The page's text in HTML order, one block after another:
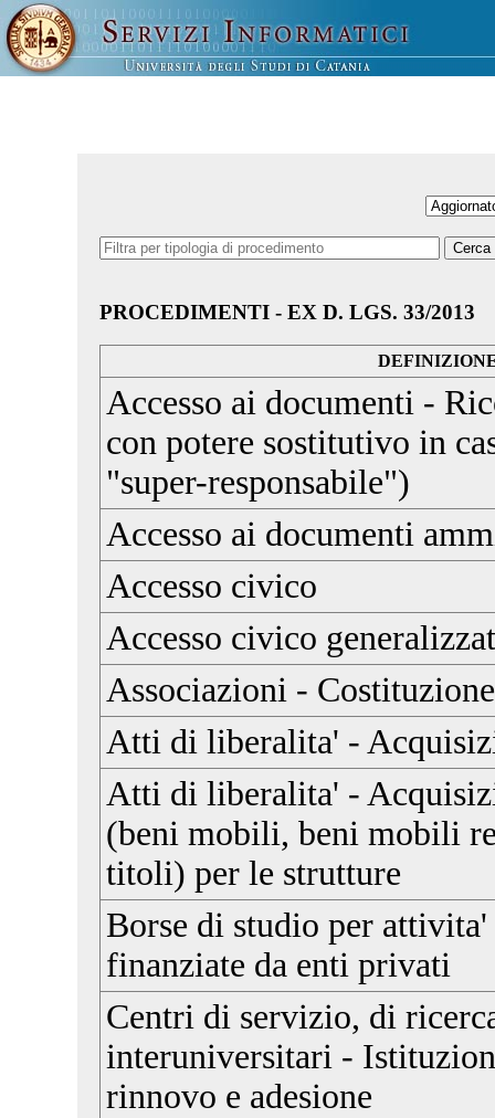
PROCEDIMENTI - EX D. LGS. 33/2013
Accesso ai documenti -
con potere sostitutivo in
"super-responsabile")
Accesso ai documenti
Accesso civico
Accesso civico
Associazioni -
Atti di liberalita' -
Atti di liberalita' -
(beni mobili, beni mobili
titoli) per le strutture
Borse di studio per
finanziate da enti privati
Centri di servizio, di
interuniversitari -
rinnovo e adesione